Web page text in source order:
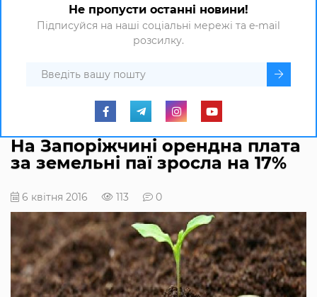
Не пропусти останні новини!
Підписуйся на наші соціальні мережі та e-mail
розсилку.
На Запоріжчині орендна плата
за земельні паї зросла на 17%
6 квітня 2016 113 0